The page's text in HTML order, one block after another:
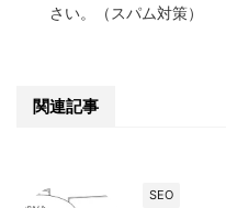
さい。（スパム対策）
関連記事
SEO